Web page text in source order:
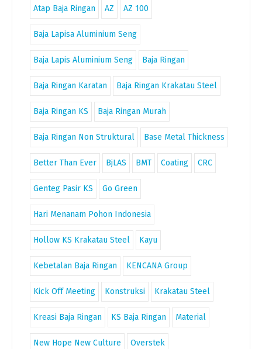
Atap Baja Ringan AZ AZ 100
Baja Lapisa Aluminium Seng
Baja Lapis Aluminium Seng Baja Ringan
Baja Ringan Karatan Baja Ringan Krakatau Steel
Baja Ringan KS Baja Ringan Murah
Baja Ringan Non Struktural Base Metal Thickness
Better Than Ever BjLAS BMT Coating CRC
Genteg Pasir KS Go Green
Hari Menanam Pohon Indonesia
Hollow KS Krakatau Steel Kayu
Kebetalan Baja Ringan KENCANA Group
Kick Off Meeting Konstruksi Krakatau Steel
Kreasi Baja Ringan KS Baja Ringan Material
New Hope New Culture Overstek